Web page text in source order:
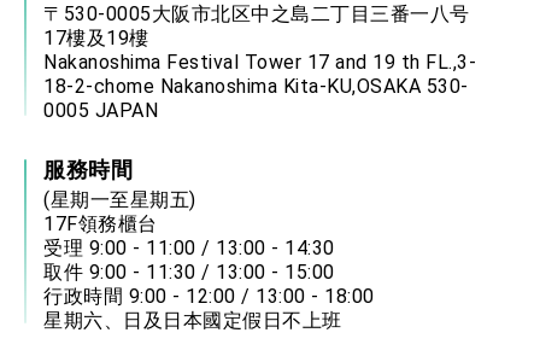
〒530-0005大阪市北区中之島二丁目三番一八号
17樓及19樓
Nakanoshima Festival Tower 17 and 19 th FL.,3-
18-2-chome Nakanoshima Kita-KU,OSAKA 530-
0005 JAPAN
服務時間
(星期一至星期五)
17F領務櫃台
受理 9:00 - 11:00 / 13:00 - 14:30
取件 9:00 - 11:30 / 13:00 - 15:00
行政時間 9:00 - 12:00 / 13:00 - 18:00
星期六、日及日本國定假日不上班